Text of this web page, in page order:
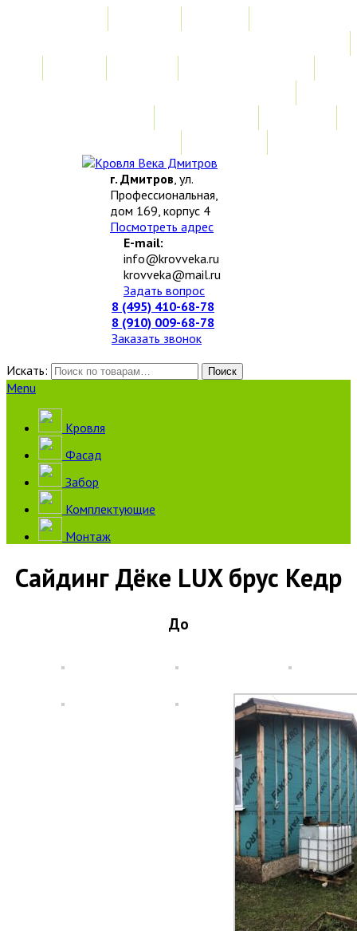
г. Дмитров, ул.
Профессиональная,
дом 169, корпус 4
Посмотреть адрес
E-mail:
info@krovveka.ru
krovveka@mail.ru
Задать вопрос
8 (495) 410-68-78
8 (910) 009-68-78
Заказать звонок
Искать:
Поиск
Menu
Кровля
Фасад
Забор
Комплектующие
Монтаж
Сайдинг Дёке LUX брус Кедр
До